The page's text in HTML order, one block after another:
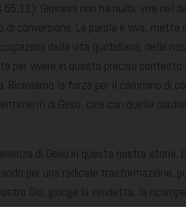
55,11). Giovanni non ha nulla, vive nel
conversione. La parola è viva, mette
della vita quotidiana, nelle
per vivere in questo preciso
la forza per il cammino di
di Gesù, cioè con quella
di Gesù in questa nostra storia.
per una radicale trasformazione,
Dio, giunge la vendetta, la